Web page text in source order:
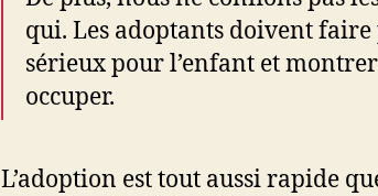
qui. Les adoptants doivent
sérieux pour l’enfant et montrer
occuper.
L’adoption est tout aussi rapide